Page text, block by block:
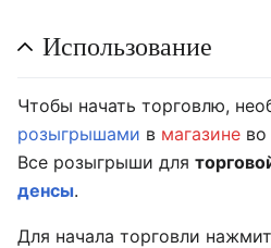
Использование
Чтобы начать торговлю,
розыгрышами в магазине во
Все розыгрыши для
денсы.
Для начала торговли